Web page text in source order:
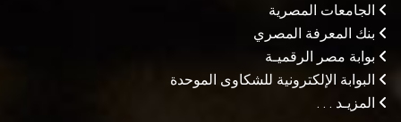
الجامعات المصرية
بنك المعرفة المصري
بوابة مصر الرقميـة
البوابة الإلكترونية للشكاوى الموحدة
المزيـد . . .